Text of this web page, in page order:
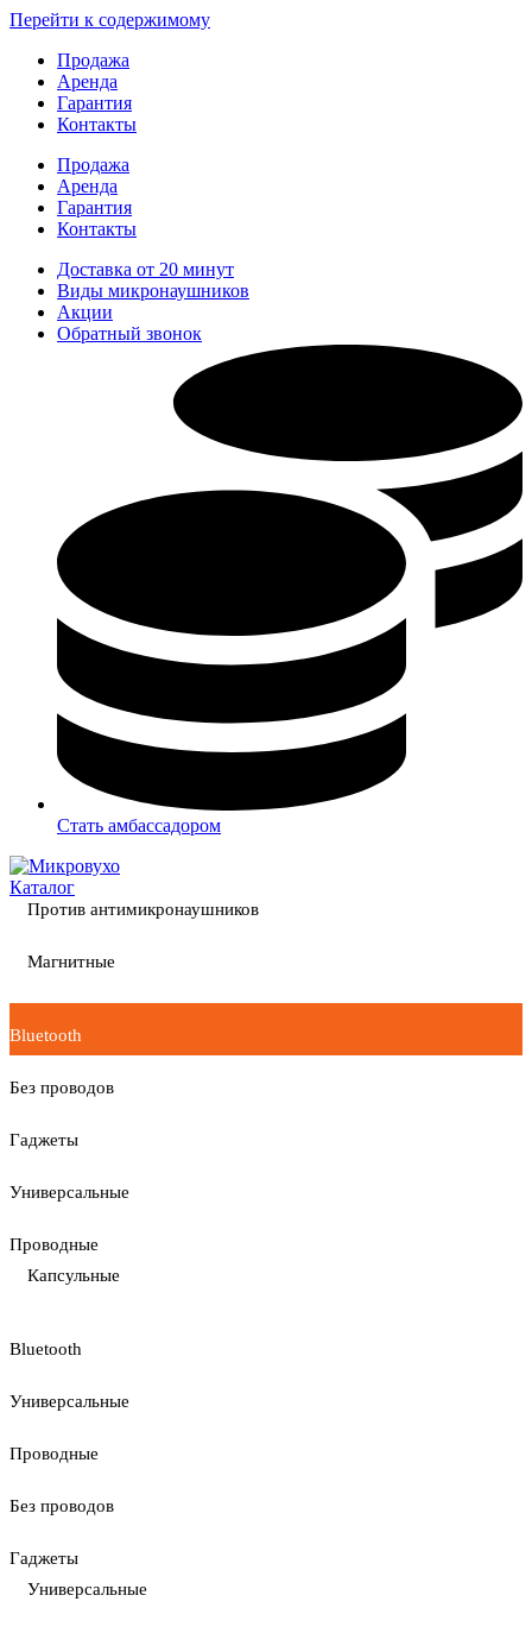
Перейти к содержимому
Продажа
Аренда
Гарантия
Контакты
Продажа
Аренда
Гарантия
Контакты
Доставка от 20 минут
Виды микронаушников
Акции
Обратный звонок
Стать амбассадором
Каталог
Против антимикронаушников
Магнитные
Bluetooth
Без проводов
Гаджеты
Универсальные
Проводные
Капсульные
Bluetooth
Универсальные
Проводные
Без проводов
Гаджеты
Универсальные